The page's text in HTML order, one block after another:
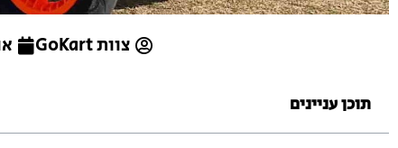
צוות GoKart
תוכן עניינים